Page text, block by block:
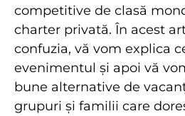
competitive de clasă
charter privată. În acest
confuzia, vă vom explica
evenimentul și apoi vă
bune alternative de
grupuri și familii care